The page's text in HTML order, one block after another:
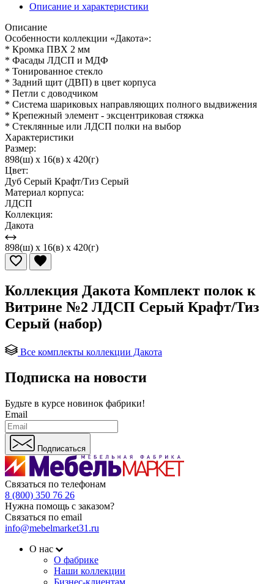
Описание и характеристики
Описание
Особенности коллекции «Дакота»:
* Кромка ПВХ 2 мм
* Фасады ЛДСП и МДФ
* Тонированное стекло
* Задний щит (ДВП) в цвет корпуса
* Петли с доводчиком
* Система шариковых направляющих полного выдвижения
* Крепежный элемент - эксцентриковая стяжка
* Стеклянные или ЛДСП полки на выбор
Характеристики
Размер:
898(ш) x 16(в) x 420(г)
Цвет:
Дуб Серый Крафт/Тиз Серый
Материал корпуса:
ЛДСП
Коллекция:
Дакота
898(ш) x 16(в) x 420(г)
Коллекция Дакота Комплект полок к
Витрине №2 ЛДСП Серый Крафт/Тиз
Серый (набор)
Все комплекты коллекции Дакота
Подписка на новости
Будьте в курсе новинок фабрики!
Email
Подписаться
Связаться по телефонам
8 (800) 350 76 26
Нужна помощь с заказом?
Связаться по email
info@mebelmarket31.ru
О нас
О фабрике
Наши коллекции